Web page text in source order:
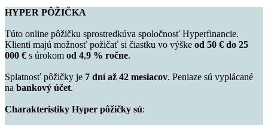
HYPER PÔŽIČKA
Túto online pôžičku sprostredkúva spoločnosť Hyperfinancie.
Klienti majú možnosť požičať si čiastku vo výške od 50 € do 25
000 € s úrokom od 4,9 % ročne.
Splatnosť pôžičky je 7 dní až 42 mesiacov. Peniaze sú vyplácané
na bankový účet.
Charakteristiky Hyper pôžičky sú: